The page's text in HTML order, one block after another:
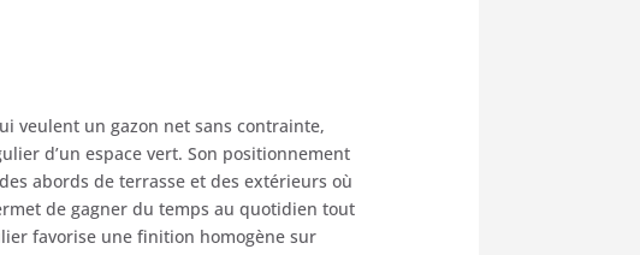
veulent un gazon net sans contrainte,
d’un espace vert. Son positionnement
abords de terrasse et des extérieurs où
de gagner du temps au quotidien tout
favorise une finition homogène sur